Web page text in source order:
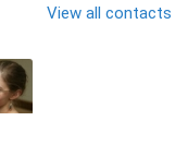
View all contacts